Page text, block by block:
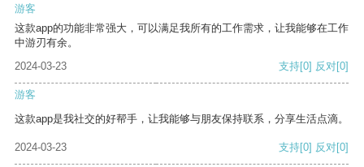
游客
这款app的功能非常强大，可以满足我所有的工作需求，让我能够在工作
中游刃有余。
2024-03-23
支持[0] 反对[0]
游客
这款app是我社交的好帮手，让我能够与朋友保持联系，分享生活点滴。
2024-03-23 支持[0] 反对[0]